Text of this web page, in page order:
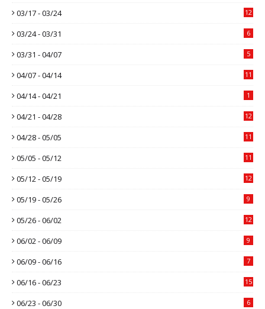
03/17 - 03/24 12
03/24 - 03/31 6
03/31 - 04/07 5
04/07 - 04/14 11
04/14 - 04/21 1
04/21 - 04/28 12
04/28 - 05/05 11
05/05 - 05/12 11
05/12 - 05/19 12
05/19 - 05/26 9
05/26 - 06/02 12
06/02 - 06/09 9
06/09 - 06/16 7
06/16 - 06/23 15
06/23 - 06/30 6